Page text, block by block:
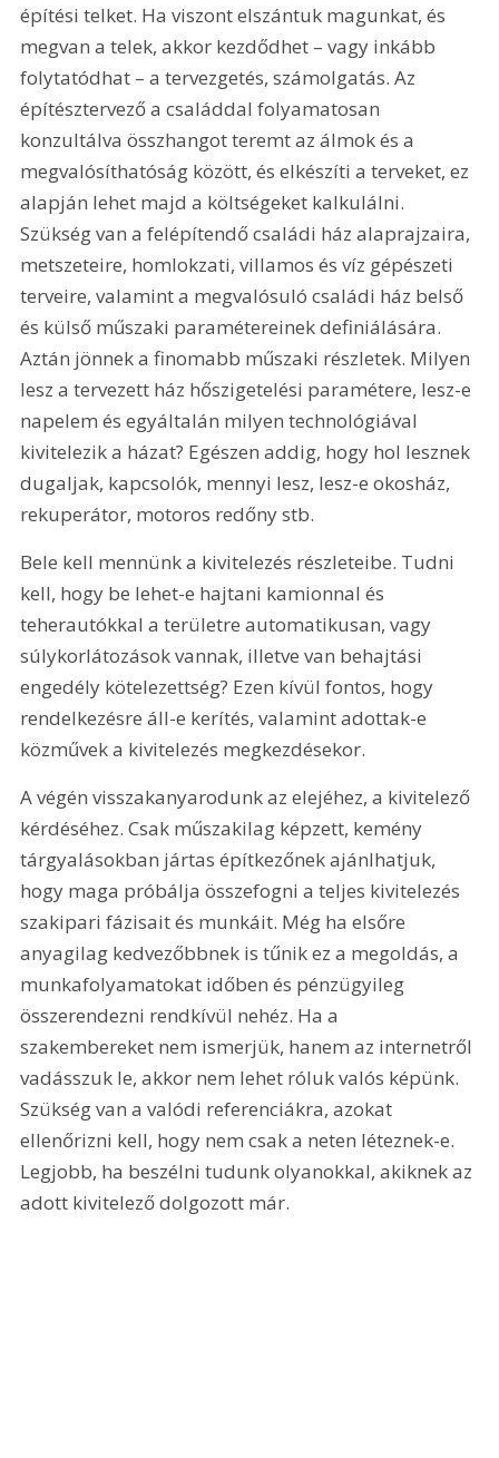
építési telket. Ha viszont elszántuk magunkat, és
megvan a telek, akkor kezdődhet – vagy inkább
folytatódhat – a tervezgetés, számolgatás. Az
építésztervező a családdal folyamatosan
konzultálva összhangot teremt az álmok és a
megvalósíthatóság között, és elkészíti a terveket, ez
alapján lehet majd a költségeket kalkulálni.
Szükség van a felépítendő családi ház alaprajzaira,
metszeteire, homlokzati, villamos és víz gépészeti
terveire, valamint a megvalósuló családi ház belső
és külső műszaki paramétereinek definiálására.
Aztán jönnek a finomabb műszaki részletek. Milyen
lesz a tervezett ház hőszigetelési paramétere, lesz-e
napelem és egyáltalán milyen technológiával
kivitelezik a házat? Egészen addig, hogy hol lesznek
dugaljak, kapcsolók, mennyi lesz, lesz-e okosház,
rekuperátor, motoros redőny stb.
Bele kell mennünk a kivitelezés részleteibe. Tudni
kell, hogy be lehet-e hajtani kamionnal és
teherautókkal a területre automatikusan, vagy
súlykorlátozások vannak, illetve van behajtási
engedély kötelezettség? Ezen kívül fontos, hogy
rendelkezésre áll-e kerítés, valamint adottak-e
közművek a kivitelezés megkezdésekor.
A végén visszakanyarodunk az elejéhez, a kivitelező
kérdéséhez. Csak műszakilag képzett, kemény
tárgyalásokban jártas építkezőnek ajánlhatjuk,
hogy maga próbálja összefogni a teljes kivitelezés
szakipari fázisait és munkáit. Még ha elsőre
anyagilag kedvezőbbnek is tűnik ez a megoldás, a
munkafolyamatokat időben és pénzügyileg
összerendezni rendkívül nehéz. Ha a
szakembereket nem ismerjük, hanem az internetről
vadásszuk le, akkor nem lehet róluk valós képünk.
Szükség van a valódi referenciákra, azokat
ellenőrizni kell, hogy nem csak a neten léteznek-e.
Legjobb, ha beszélni tudunk olyanokkal, akiknek az
adott kivitelező dolgozott már.